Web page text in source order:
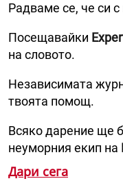
Радваме се, че си с
Посещавайки
на словото.
Независимата
твоята помощ.
Всяко дарение ще
неуморния екип на
Дари сега